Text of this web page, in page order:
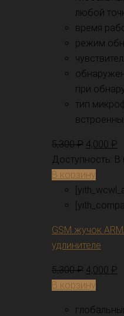
любой
время
режим
при
тип
5,300₽ 4,000 ₽
Доступность: В
В корзину
GSM жучок
удлинителе
5,300₽ 4,000 ₽
В корзину